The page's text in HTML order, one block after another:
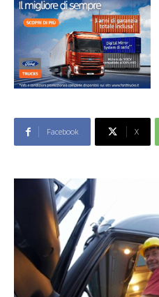
Facebook X